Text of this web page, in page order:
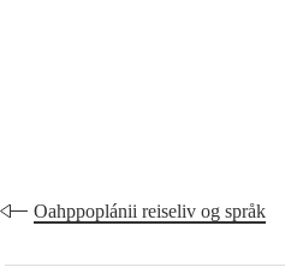
Oahppoplánii reiseliv og språk